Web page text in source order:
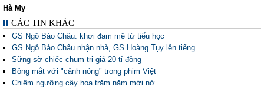
Hà My
CÁC TIN KHÁC
GS Ngô Bảo Châu: khơi đam mê từ tiểu học
GS.Ngô Bảo Châu nhận nhà, GS.Hoàng Tụy lên tiếng
Sững sờ chiếc chum trị giá 20 tỉ đồng
Bỏng mắt với "cảnh nóng" trong phim Việt
Chiêm ngưỡng cây hoa trăm năm mới nở